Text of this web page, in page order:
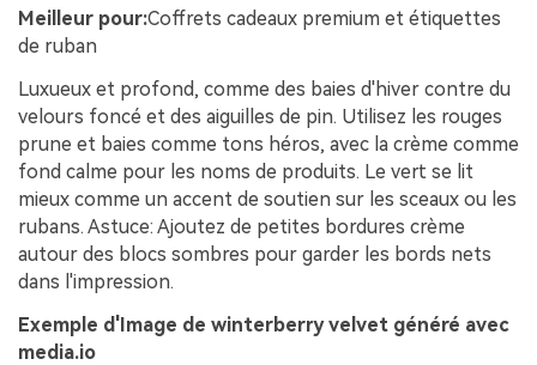
Meilleur pour:Coffrets cadeaux premium et étiquettes
de ruban
Luxueux et profond, comme des baies d'hiver contre du
velours foncé et des aiguilles de pin. Utilisez les rouges
prune et baies comme tons héros, avec la crème comme
fond calme pour les noms de produits. Le vert se lit
mieux comme un accent de soutien sur les sceaux ou les
rubans. Astuce: Ajoutez de petites bordures crème
autour des blocs sombres pour garder les bords nets
dans l'impression.
Exemple d'Image de winterberry velvet généré avec
media.io